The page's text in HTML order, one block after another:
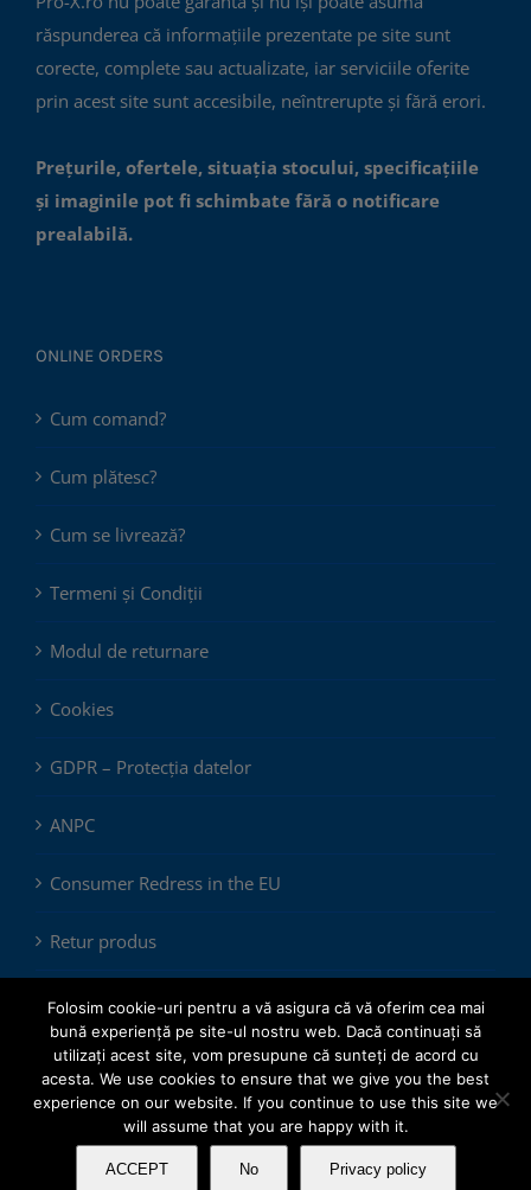
răspunderea că informațiile prezentate pe site sunt
corecte, complete sau actualizate, iar serviciile oferite
prin acest site sunt accesibile, neîntrerupte și fără erori.
Prețurile, ofertele, situația stocului, specificațiile
și imaginile pot fi schimbate fără o notificare
prealabilă.
ONLINE ORDERS
Cum comand?
Cum plătesc?
Cum se livrează?
Termeni și Condiții
Modul de returnare
Cookies
GDPR – Protecția datelor
ANPC
Consumer Redress in the EU
Retur produs
© Copyright 2012 -2026 | ChemSol Group SRL| All Rights
Reserved.
Folosim cookie-uri pentru a vă asigura că vă oferim cea mai
bună experiență pe site-ul nostru web. Dacă continuați să
utilizați acest site, vom presupune că sunteți de acord cu
acesta. We use cookies to ensure that we give you the best
experience on our website. If you continue to use this site we
will assume that you are happy with it.
ACCEPT No Privacy policy